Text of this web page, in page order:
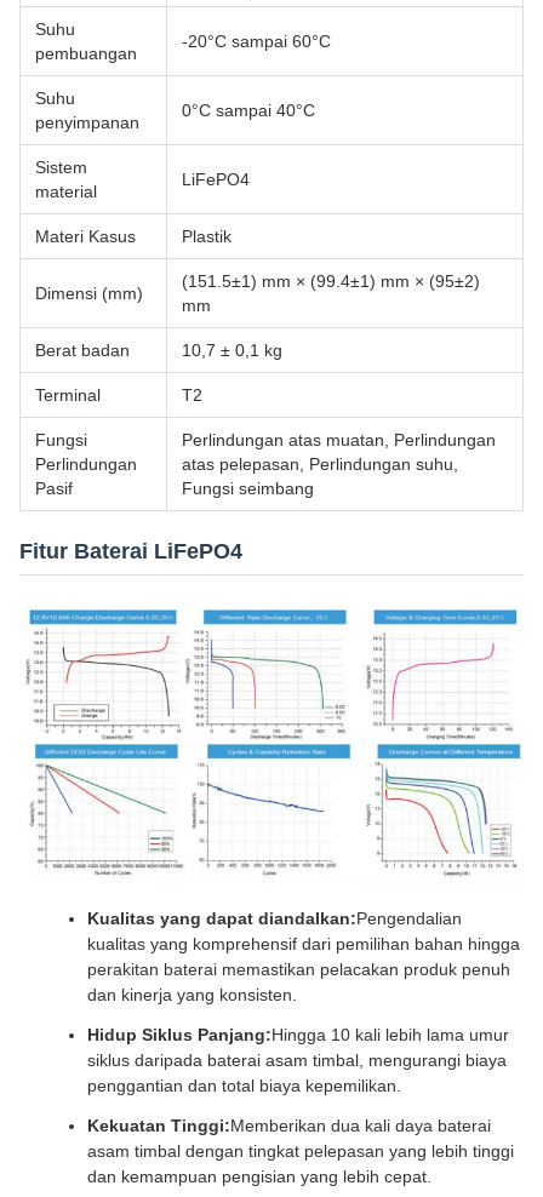
Suhu
pembuangan
-20°C sampai 60°C
Suhu
penyimpanan
0°C sampai 40°C
Sistem
material
LiFePO4
Materi Kasus Plastik
Dimensi (mm)
(151.5±1) mm × (99.4±1) mm × (95±2)
mm
Berat badan 10,7 ± 0,1 kg
Terminal T2
Fungsi
Perlindungan
Pasif
Perlindungan atas muatan, Perlindungan
atas pelepasan, Perlindungan suhu,
Fungsi seimbang
Fitur Baterai LiFePO4
Kualitas yang dapat diandalkan:Pengendalian
kualitas yang komprehensif dari pemilihan bahan hingga
perakitan baterai memastikan pelacakan produk penuh
dan kinerja yang konsisten.
Hidup Siklus Panjang:Hingga 10 kali lebih lama umur
siklus daripada baterai asam timbal, mengurangi biaya
penggantian dan total biaya kepemilikan.
Kekuatan Tinggi:Memberikan dua kali daya baterai
asam timbal dengan tingkat pelepasan yang lebih tinggi
dan kemampuan pengisian yang lebih cepat.